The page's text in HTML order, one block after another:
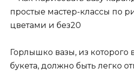
Горлышко вазы, из которого
букета, должно быть легко